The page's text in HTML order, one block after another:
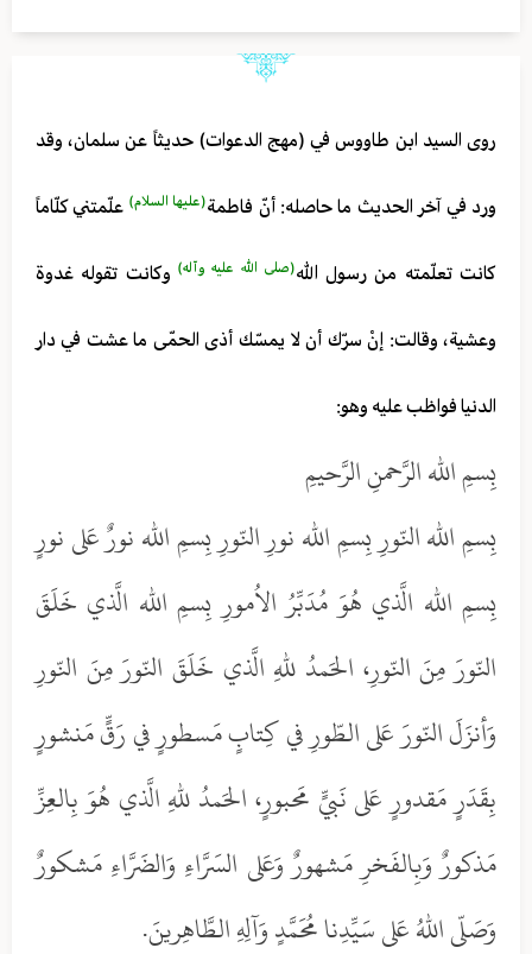
روى السيد ابن طاووس في (مهج الدعوات) حديثاً عن سلمان، وقد
ورد في آخر الحديث ما حاصله: أنّ فاطمة(عليها السلام) علّمتني كلّاماً
كانت تعلّمته من رسول الله(صلى الله عليه وآله) وكانت تقوله غدوة
وعشية، وقالت: إنْ سرّك أن لا يمسّك أذى الحمّى ما عشت في دار
الدنيا فواظب عليه وهو:
بِسمِ الله الرَّحمنِ الرَّحيمِ
بِسمِ الله النّورِ بِسمِ الله نورِ النّورِ بِسمِ الله نورٌ عَلى نورٍ
بِسمِ الله الَّذي هُوَ مُدَبِّرُ الاُمورِ بِسمِ الله الَّذي خَلَقَ
النّورَ مِنَ النّورِ، الحَمدُ للهِ الَّذي خَلَقَ النّورَ مِنَ النّورِ
وَأنزَلَ النّورَ عَلى الطّورِ في كِتابٍ مَسطورٍ في رَقٍّ مَنشورٍ
بِقَدَرٍ مَقدورٍ عَلى نَبيٍّ مَحبورٍ، الحَمدُ للهِ الَّذي هُوَ بِالعِزِّ
مَذكورٌ وَبِالفَخرِ مَشهورٌ وَعَلى السَرَّاءِ وَالضَرَّاءِ مَشكورٌ
وَصَلّى اللهُ عَلى سَيِّدِنا مُحَمَّدٍ وَآلِهِ الطَّاهِرينَ.